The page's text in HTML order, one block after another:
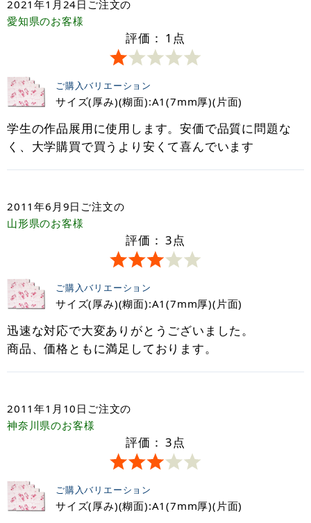
2021年1月24日 ご注文の
愛知県のお客様
評価： 1 点
ご購入バリエーション
サイズ(厚み)(糊面):A1(7mm厚)(片面)
学生の作品展用に使用します。安価で品質に問題な
く、大学購買で買うより安くて喜んでいます
2011年6月9日 ご注文の
山形県のお客様
評価： 3点
ご購入バリエーション
サイズ(厚み)(糊面):A1(7mm厚)(片面)
迅速な対応で大変ありがとうございました。
商品、価格ともに満足しております。
2011年1月10日 ご注文の
神奈川県のお客様
評価： 3点
ご購入バリエーション
サイズ(厚み)(糊面):A1(7mm厚)(片面)